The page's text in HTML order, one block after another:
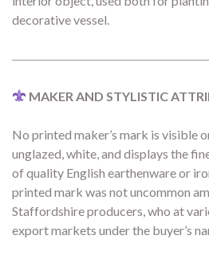
decorative vessel.
MAKER AND STYLISTIC
No printed maker’s mark is visible
unglazed, white, and displays the
of quality English earthenware or
printed mark was not uncommon
Staffordshire producers, who at
export markets under the buyer’s